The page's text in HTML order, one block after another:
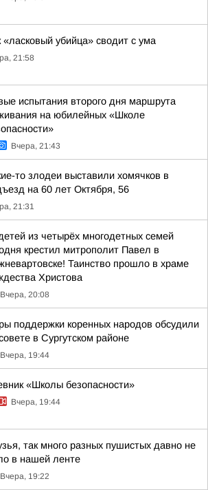
«ласковый убийца» сводит с ума
21:58
испытания второго дня маршрута
на юбилейных «Школе
Вчера, 21:43
то злодеи выставили хомячков в
на 60 лет Октября, 56
21:31
из четырёх многодетных семей
крестил митрополит Павел в
Таинство прошло в храме
Христова
Вчера, 20:08
поддержки коренных народов обсудили
в Сургутском районе
Вчера, 19:44
«Школы безопасности»
Вчера, 19:44
так много разных пушистых давно не
в нашей ленте
Вчера, 19:22